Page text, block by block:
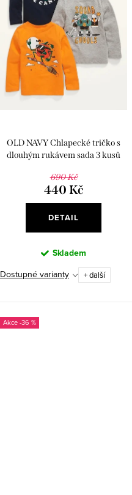
OLD NAVY Chlapecké tričko s
dlouhým rukávem sada 3 kusů
690 Kč
440 Kč
DETAIL
Skladem
Dostupné varianty + další
-36 %